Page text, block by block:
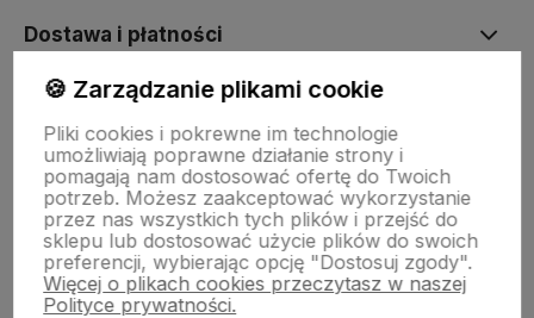
Dostawa i płatności
Obsługa hurtowa
🍪 Zarządzanie plikami cookie
Pliki cookies i pokrewne im technologie
umożliwiają poprawne działanie strony i
pomagają nam dostosować ofertę do Twoich
potrzeb. Możesz zaakceptować wykorzystanie
przez nas wszystkich tych plików i przejść do
sklepu lub dostosować użycie plików do swoich
preferencji, wybierając opcję "Dostosuj zgody".
Więcej o plikach cookies przeczytasz w naszej
Polityce prywatności.